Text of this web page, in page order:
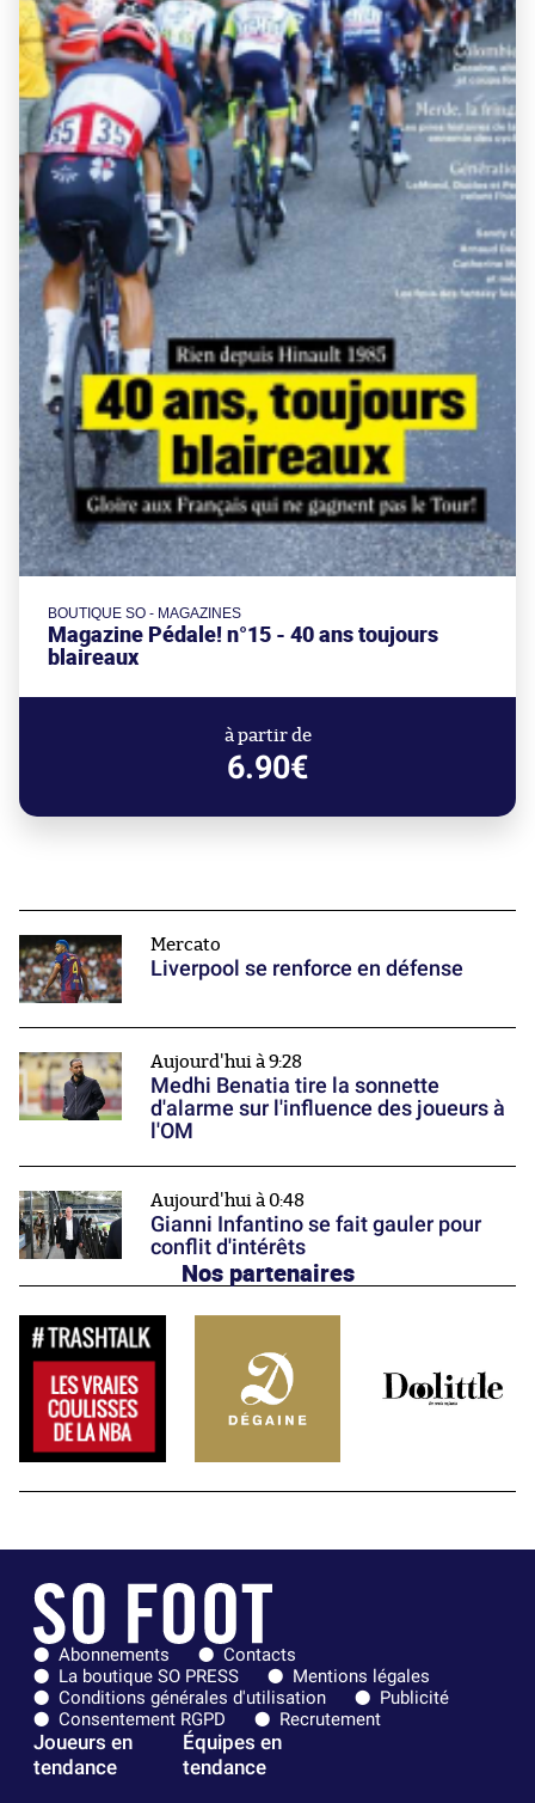
BOUTIQUE SO - MAGAZINES
Magazine Pédale! n°15 - 40 ans toujours
blaireaux
à partir de
6.90€
Mercato
Liverpool se renforce en défense
Aujourd'hui à 9:28
Medhi Benatia tire la sonnette
d'alarme sur l'influence des joueurs à
l'OM
Aujourd'hui à 0:48
Gianni Infantino se fait gauler pour
conflit d'intérêts
Nos partenaires
Abonnements
Contacts
La boutique SO PRESS
Mentions légales
Conditions générales d'utilisation
Publicité
Consentement RGPD
Recrutement
Joueurs en
tendance
Équipes en
tendance